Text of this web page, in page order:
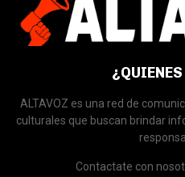
ALTAVOZ es una red de
culturales que buscan brindar
Contactate con